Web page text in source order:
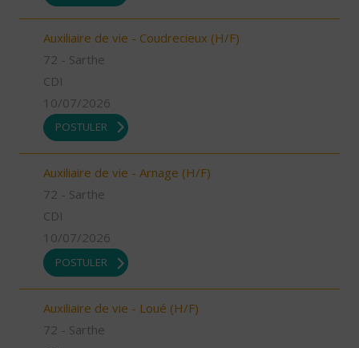
Auxiliaire de vie - Coudrecieux (H/F)
72 - Sarthe
CDI
10/07/2026
POSTULER
Auxiliaire de vie - Arnage (H/F)
72 - Sarthe
CDI
10/07/2026
POSTULER
Auxiliaire de vie - Loué (H/F)
72 - Sarthe